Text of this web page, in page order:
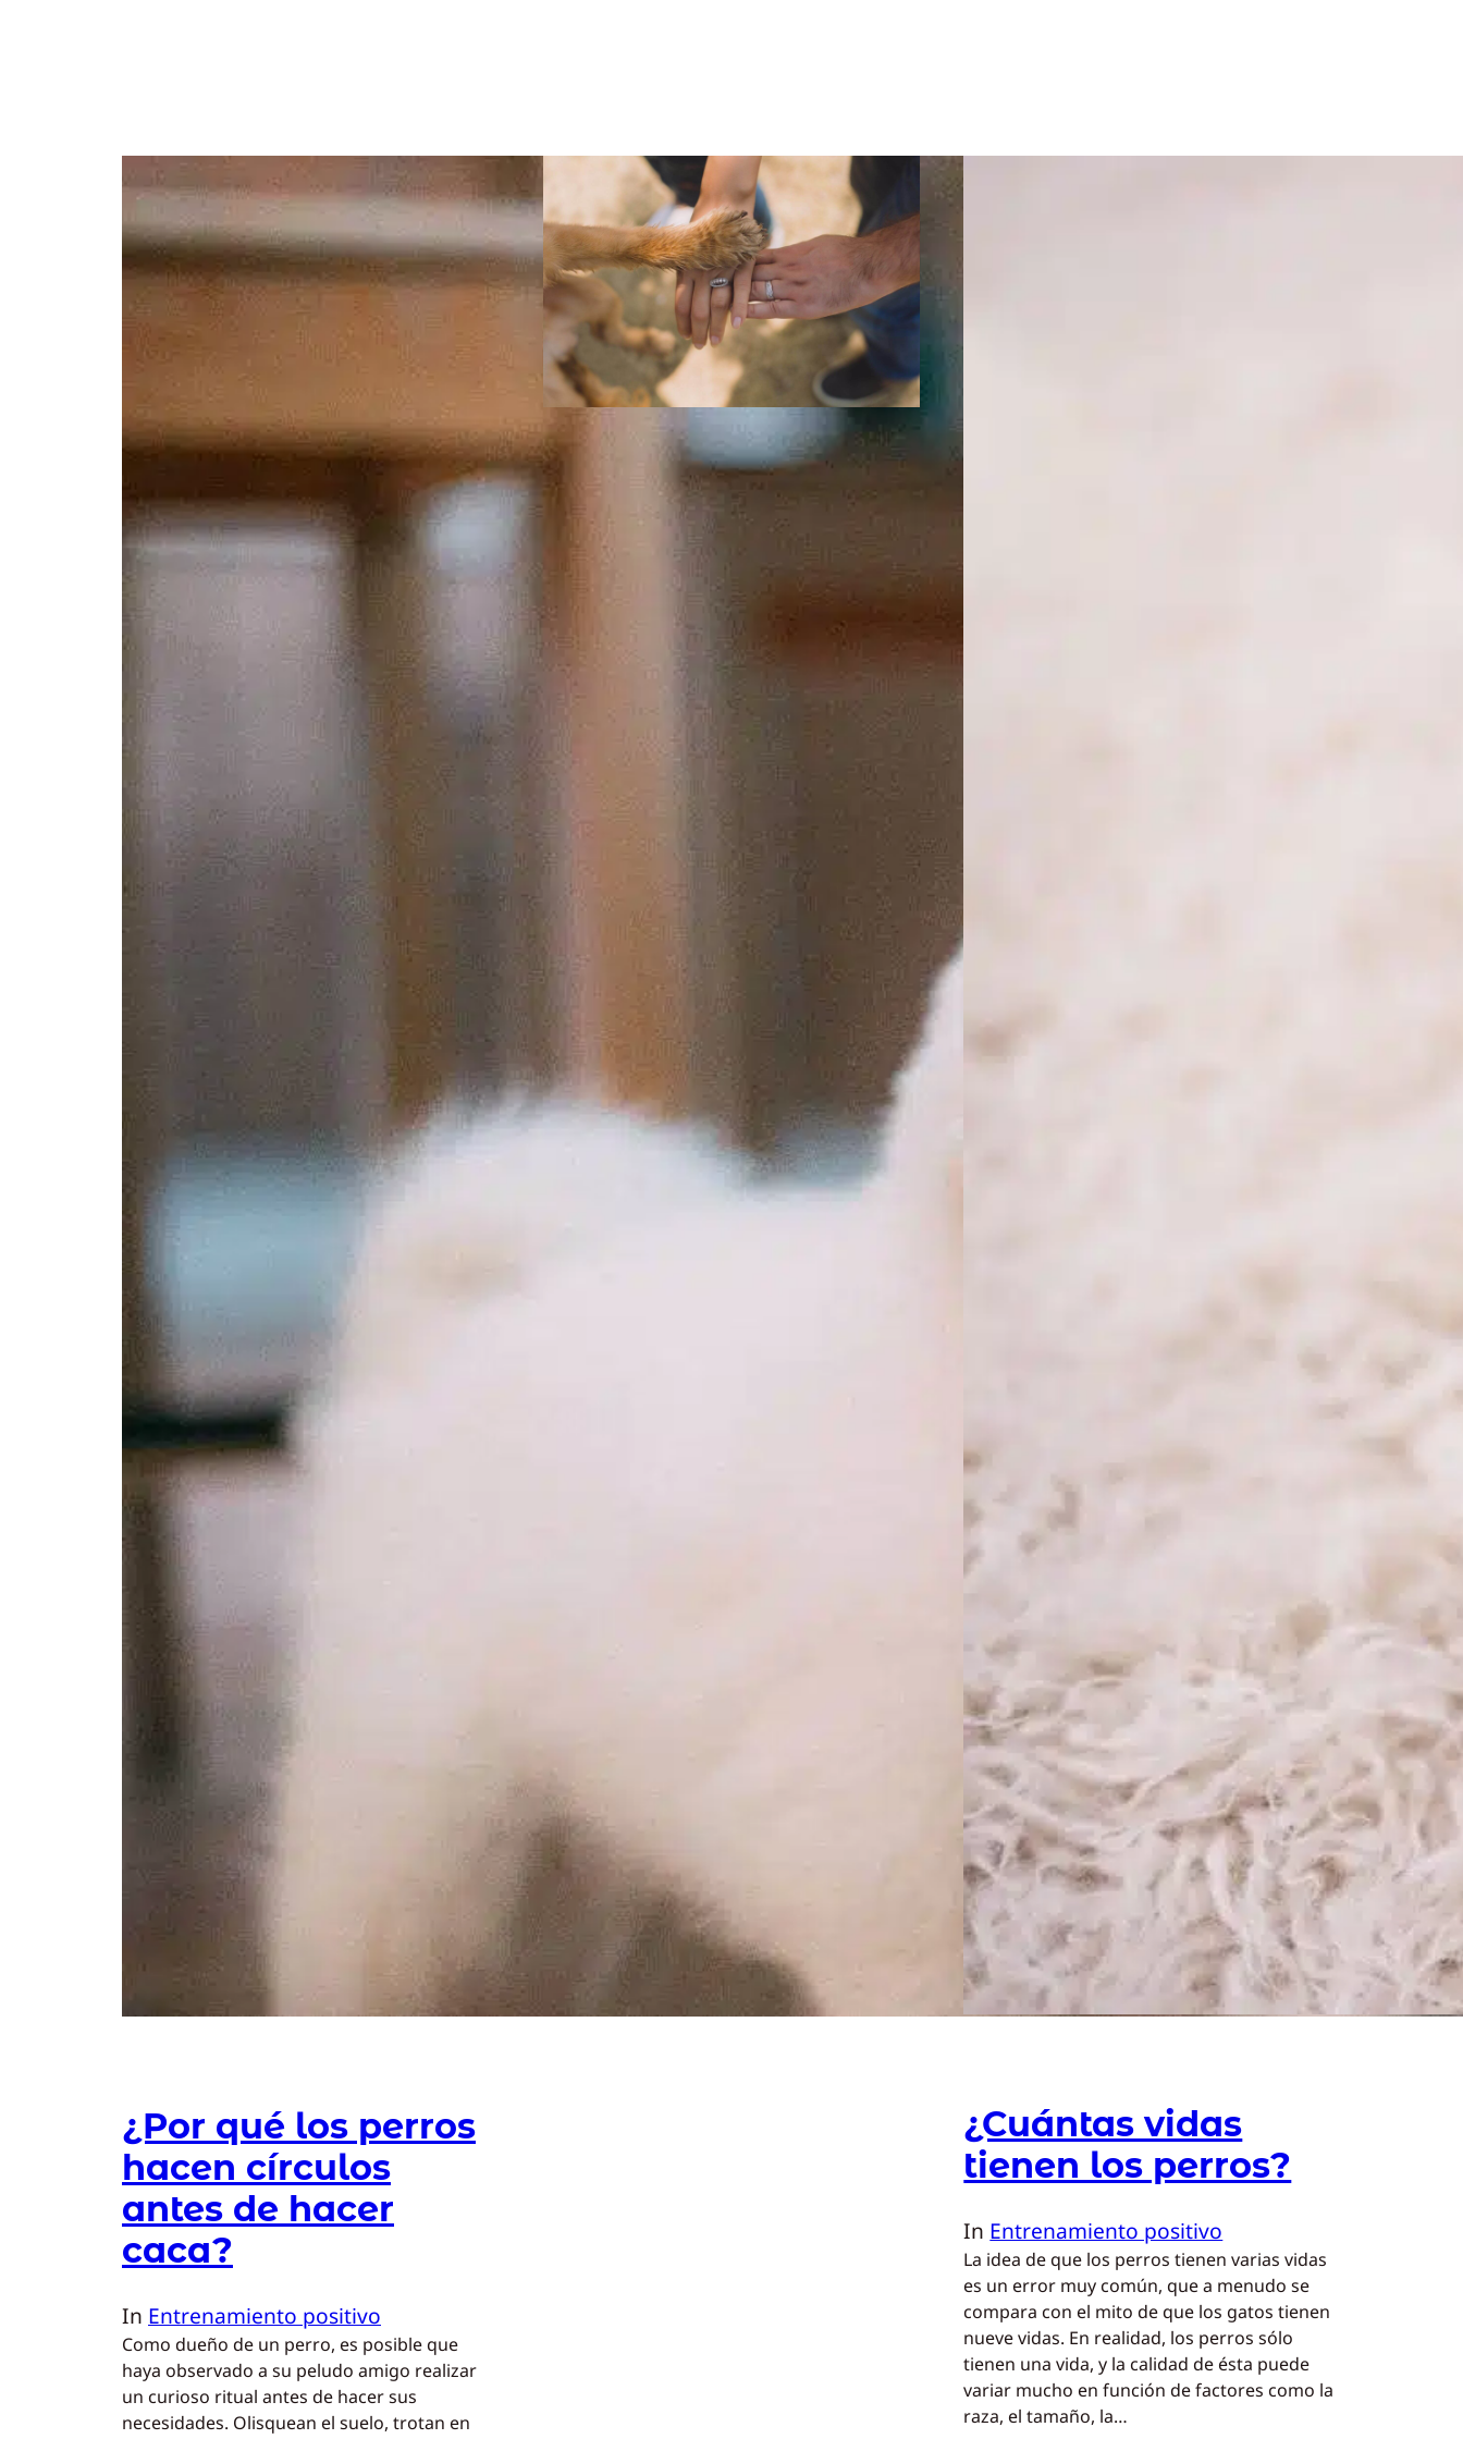
¿Por qué los perros
hacen círculos
antes de hacer
caca?
In Entrenamiento positivo
Como dueño de un perro, es posible que
haya observado a su peludo amigo realizar
un curioso ritual antes de hacer sus
necesidades. Olisquean el suelo, trotan en
¿Cómo tratar la
infección del ojo del
perro sin Vet?
InEntrenamiento positivo
Tratar la infección ocular de un perro puede
ser angustioso tanto para la mascota como
para el propietario. Cuando se observan
ojos entrecerrados o lagrimeo excesivo, es
natural sentirse ansioso. Aunque la atención
veterinaria es siempre la opción más segura,
He aquí…
Find out more
atención domiciliaria
necesidades del perro
ojos de
remedios caseros , revisiones
té de
¿Cuántas vidas
tienen los perros?
In Entrenamiento positivo
La idea de que los perros tienen varias vidas
es un error muy común, que a menudo se
compara con el mito de que los gatos tienen
nueve vidas. En realidad, los perros sólo
tienen una vida, y la calidad de ésta puede
variar mucho en función de factores como la
raza, el tamaño, la…